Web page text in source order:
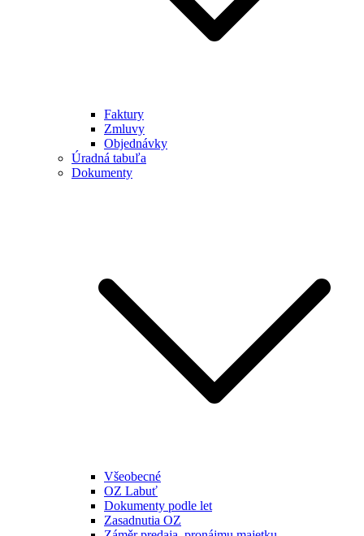
Faktury
Zmluvy
Objednávky
Úradná tabuľa
Dokumenty
Všeobecné
OZ Labuť
Dokumenty podle let
Zasadnutia OZ